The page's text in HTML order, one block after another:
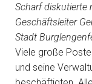
Scharf diskutierte
Geschäftsleiter
Stadt
Viele große
und seine